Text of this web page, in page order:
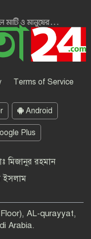
: ,উত্তাল সব
ছাত্র ধর্মঘটের ডাক
২৪ : বিক্ষোভে উত্তাল
বাছাইয়ে উড়ন্ত
-বাহরাইনকে উড়িয়ে
Terms of Service
Android
Plus
মিজানুর রহমান
AL-qurayyat,
Arabia.